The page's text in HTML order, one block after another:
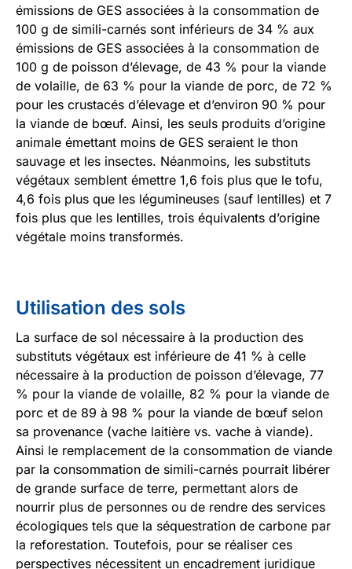
émissions de GES associées à la consommation de
100 g de simili-carnés sont inférieurs de 34 % aux
émissions de GES associées à la consommation de
100 g de poisson d’élevage, de 43 % pour la viande
de volaille, de 63 % pour la viande de porc, de 72 %
pour les crustacés d’élevage et d’environ 90 % pour
la viande de bœuf. Ainsi, les seuls produits d’origine
animale émettant moins de GES seraient le thon
sauvage et les insectes. Néanmoins, les substituts
végétaux semblent émettre 1,6 fois plus que le tofu,
4,6 fois plus que les légumineuses (sauf lentilles) et 7
fois plus que les lentilles, trois équivalents d’origine
végétale moins transformés.
Utilisation des sols
La surface de sol nécessaire à la production des
substituts végétaux est inférieure de 41 % à celle
nécessaire à la production de poisson d’élevage, 77
% pour la viande de volaille, 82 % pour la viande de
porc et de 89 à 98 % pour la viande de bœuf selon
sa provenance (vache laitière vs. vache à viande).
Ainsi le remplacement de la consommation de viande
par la consommation de simili-carnés pourrait libérer
de grande surface de terre, permettant alors de
nourrir plus de personnes ou de rendre des services
écologiques tels que la séquestration de carbone par
la reforestation. Toutefois, pour se réaliser ces
perspectives nécessitent un encadrement juridique